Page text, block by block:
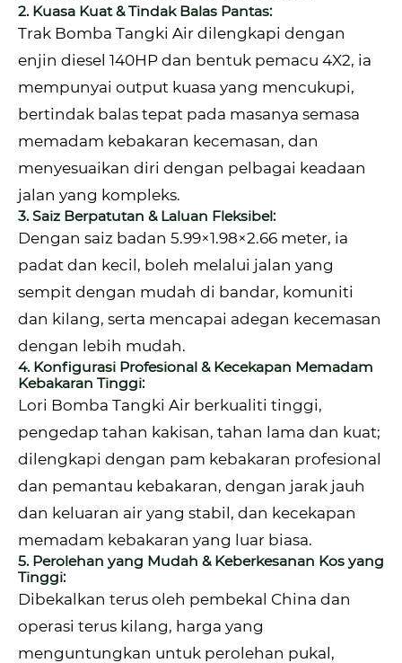
2. Kuasa Kuat & Tindak Balas Pantas:
Trak Bomba Tangki Air dilengkapi dengan
enjin diesel 140HP dan bentuk pemacu 4X2, ia
mempunyai output kuasa yang mencukupi,
bertindak balas tepat pada masanya semasa
memadam kebakaran kecemasan, dan
menyesuaikan diri dengan pelbagai keadaan
jalan yang kompleks.
3. Saiz Berpatutan & Laluan Fleksibel:
Dengan saiz badan 5.99×1.98×2.66 meter, ia
padat dan kecil, boleh melalui jalan yang
sempit dengan mudah di bandar, komuniti
dan kilang, serta mencapai adegan kecemasan
dengan lebih mudah.
4. Konfigurasi Profesional & Kecekapan Memadam
Kebakaran Tinggi:
Lori Bomba Tangki Air berkualiti tinggi,
pengedap tahan kakisan, tahan lama dan kuat;
dilengkapi dengan pam kebakaran profesional
dan pemantau kebakaran, dengan jarak jauh
dan keluaran air yang stabil, dan kecekapan
memadam kebakaran yang luar biasa.
5. Perolehan yang Mudah & Keberkesanan Kos yang
Tinggi:
Dibekalkan terus oleh pembekal China dan
operasi terus kilang, harga yang
menguntungkan untuk perolehan pukal,